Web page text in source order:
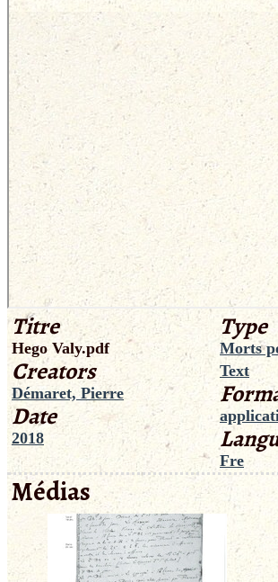
Titre
Hego Valy.pdf
Creators
Démaret, Pierre
Date
2018
Type
Morts
Text
Fre
Médias